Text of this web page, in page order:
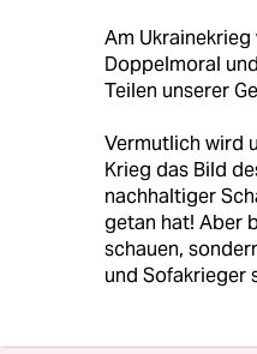
Am
Doppelmoral
Teilen unserer
Vermutlich wird
Krieg das Bild
nachhaltiger
getan hat! Aber
schauen,
und Sofakrieger